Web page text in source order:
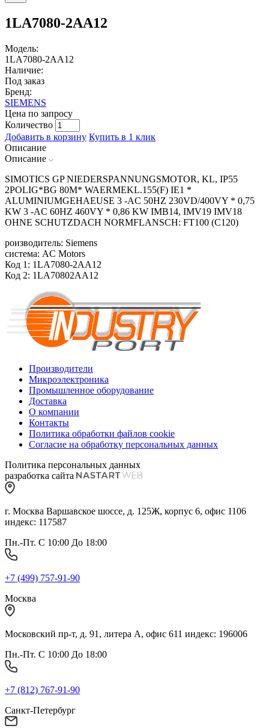
1LA7080-2AA12
Модель:
1LA7080-2AA12
Наличие:
Под заказ
Бренд:
SIEMENS
Цена по запросу
Количество
Добавить в корзину Купить в 1 клик
Описание
Описание
SIMOTICS GP NIEDERSPANNUNGSMOTOR, KL, IP55
2POLIG*BG 80M* WAERMEKL.155(F) IE1 *
ALUMINIUMGEHAEUSE 3 -AC 50HZ 230VD/400VY * 0,75
KW 3 -AC 60HZ 460VY * 0,86 KW IMB14, IMV19 IMV18
OHNE SCHUTZDACH NORMFLANSCH: FT100 (C120)
роизводитель: Siemens
система: AC Motors
Код 1: 1LA7080-2AA12
Код 2: 1LA70802AA12
Производители
Микроэлектроника
Промышленное оборудование
Доставка
О компании
Контакты
Политика обработки файлов cookie
Согласие на обработку персональных данных
Политика персональных данных
разработка сайта
г. Москва Варшавское шоссе, д. 125Ж, корпус 6, офис 1106
индекс: 117587
Пн.-Пт. С 10:00 До 18:00
+7 (499) 757-91-90
Москва
Московский пр-т, д. 91, литера А, офис 611 индекс: 196006
Пн.-Пт. С 10:00 До 18:00
+7 (812) 767-91-90
Санкт-Петербург